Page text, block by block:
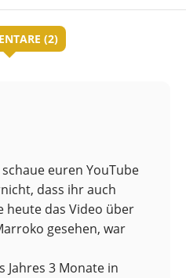
(2)
euren YouTube
dass ihr auch
heute das Video über
gesehen, war
Jahres 3 Monate in